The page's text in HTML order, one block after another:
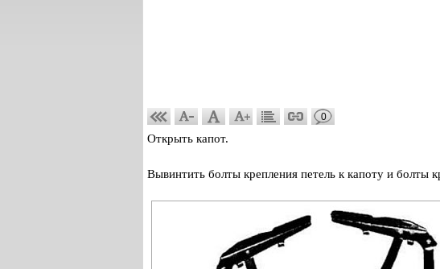
0
Открыть капот.
Вывинтить болты крепления петель к капоту и болты